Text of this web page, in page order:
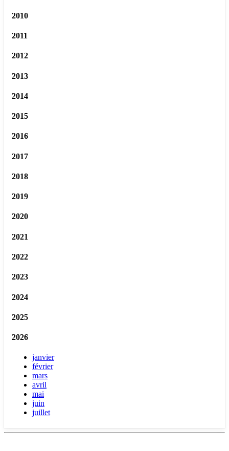
2010
2011
2012
2013
2014
2015
2016
2017
2018
2019
2020
2021
2022
2023
2024
2025
2026
janvier
février
mars
avril
mai
juin
juillet